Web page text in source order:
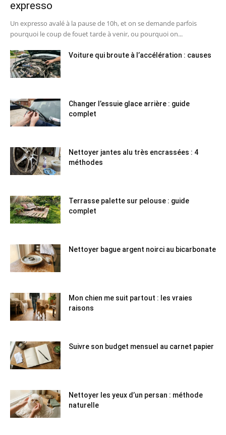
expresso
Un expresso avalé à la pause de 10h, et on se demande parfois
pourquoi le coup de fouet tarde à venir, ou pourquoi on...
Voiture qui broute à l’accélération : causes
Changer l’essuie glace arrière : guide
complet
Nettoyer jantes alu très encrassées : 4
méthodes
Terrasse palette sur pelouse : guide
complet
Nettoyer bague argent noirci au bicarbonate
Mon chien me suit partout : les vraies
raisons
Suivre son budget mensuel au carnet papier
Nettoyer les yeux d’un persan : méthode
naturelle